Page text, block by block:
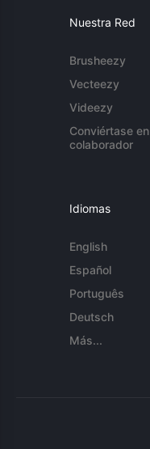
Nuestra Red
Brusheezy
Vecteezy
Videezy
Conviértase en
colaborador
Idiomas
English
Español
Português
Deutsch
Más...